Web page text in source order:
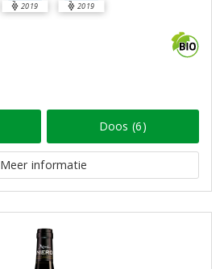
2019 2019
Doos (6)
Meer informatie